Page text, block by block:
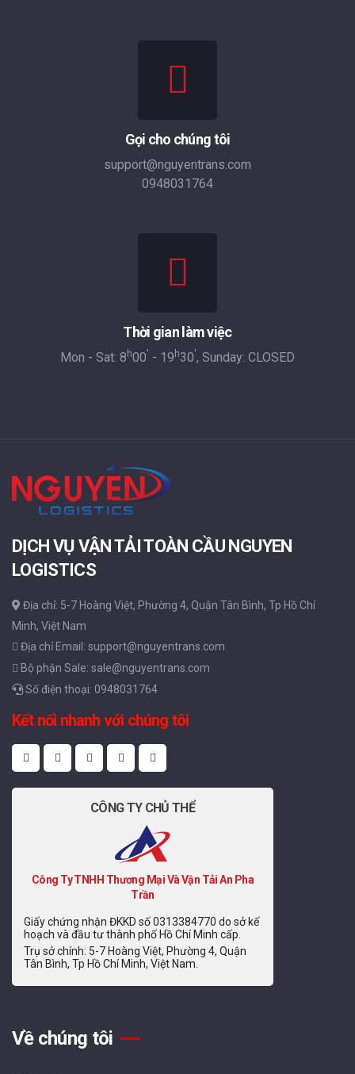
Gọi cho chúng tôi
support@nguyentrans.com
0948031764
Thời gian làm việc
Mon - Sat: 8 h00' - 19 h30', Sunday: CLOSED
DỊCH VỤ VẬN TẢI TOÀN CẦU NGUYEN
LOGISTICS
Địa chỉ: 5-7 Hoàng Việt, Phường 4, Quận Tân Bình, Tp Hồ Chí
Minh, Việt Nam
Địa chỉ Email: support@nguyentrans.com
Bộ phận Sale: sale@nguyentrans.com
Số điện thoại: 0948031764
Kết nối nhanh với chúng tôi
CÔNG TY CHỦ THỂ
Công Ty TNHH Thương Mại Và Vận Tải An Pha
Trần
Giấy chứng nhận ĐKKD số 0313384770 do sở kế
hoạch và đầu tư thành phố Hồ Chí Minh cấp.
Trụ sở chính: 5-7 Hoàng Việt, Phường 4, Quận
Tân Bình, Tp Hồ Chí Minh, Việt Nam.
Về chúng tôi